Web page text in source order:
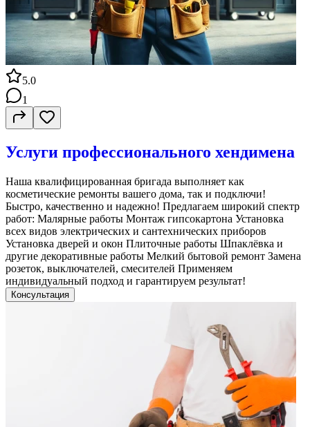
5.0
1
Услуги профессионального хендимена
Наша квалифицированная бригада выполняет как
косметические ремонты вашего дома, так и подключи!
Быстро, качественно и надежно! Предлагаем широкий спектр
работ: Малярные работы Монтаж гипсокартона Установка
всех видов электрических и сантехнических приборов
Установка дверей и окон Плиточные работы Шпаклёвка и
другие декоративные работы Мелкий бытовой ремонт Замена
розеток, выключателей, смесителей Применяем
индивидуальный подход и гарантируем результат!
Консультация